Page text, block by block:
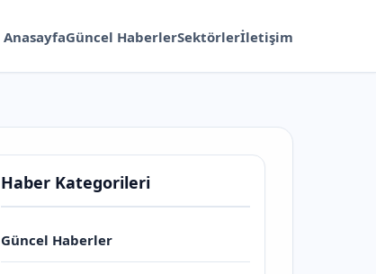
AnasayfaGüncel HaberlerSektörlerİletişim
Haber Kategorileri
Güncel Haberler